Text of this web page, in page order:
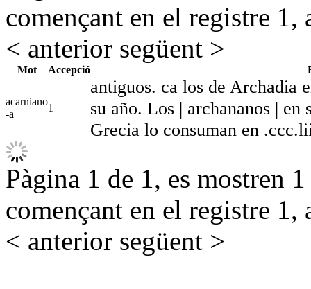
començant en el registre 1,
< anterior següent >
Mot Accepció
acarniano
-a
1
antiguos. ca los de Archadia
su año. Los | archananos | en
Grecia lo consuman en
Pàgina 1 de 1, es mostren
començant en el registre 1,
< anterior següent >